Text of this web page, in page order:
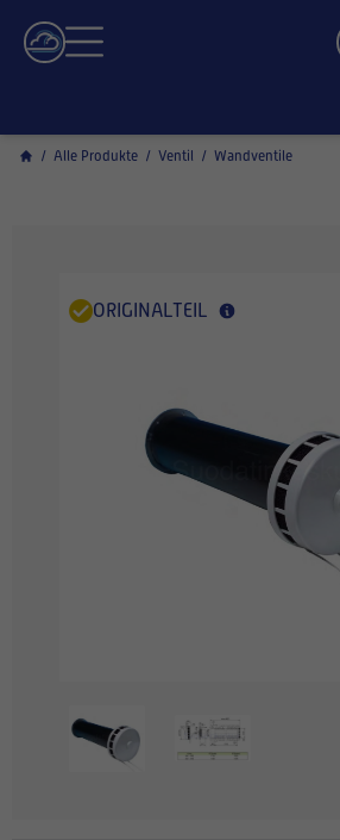
/ Alle Produkte / Ventil / Wandventile
ORIGINALTEIL